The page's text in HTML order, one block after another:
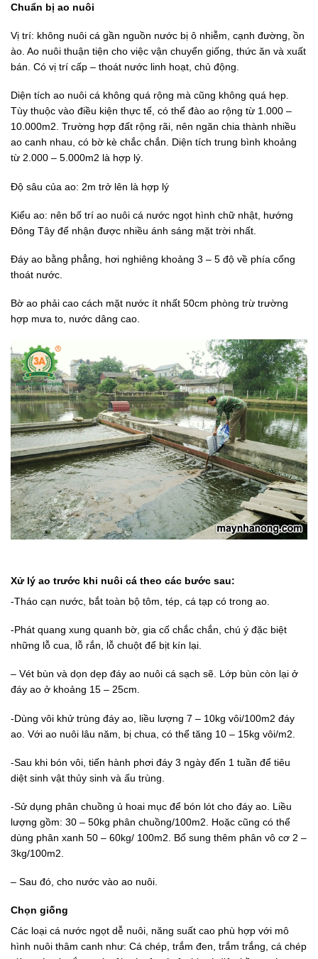
Chuẩn bị ao nuôi
Vị trí: không nuôi cá gần nguồn nước bị ô nhiễm, cạnh đường, ồn
ào. Ao nuôi thuận tiện cho việc vận chuyển giống, thức ăn và xuất
bán. Có vị trí cấp – thoát nước linh hoạt, chủ động.
Diện tích ao nuôi cá không quá rộng mà cũng không quá hẹp.
Tùy thuộc vào điều kiện thực tế, có thể đào ao rộng từ 1.000 –
10.000m2. Trường hợp đất rộng rãi, nên ngăn chia thành nhiều
ao canh nhau, có bờ kè chắc chắn. Diện tích trung bình khoảng
từ 2.000 – 5.000m2 là hợp lý.
Độ sâu của ao: 2m trở lên là hợp lý
Kiểu ao: nên bố trí ao nuôi cá nước ngọt hình chữ nhật, hướng
Đông Tây để nhận được nhiều ánh sáng mặt trời nhất.
Đáy ao bằng phẳng, hơi nghiêng khoảng 3 – 5 độ về phía cống
thoát nước.
Bờ ao phải cao cách mặt nước ít nhất 50cm phòng trừ trường
hợp mưa to, nước dâng cao.
Xử lý ao trước khi nuôi cá theo các bước sau:
-Tháo cạn nước, bắt toàn bộ tôm, tép, cá tạp có trong ao.
-Phát quang xung quanh bờ, gia cố chắc chắn, chú ý đặc biệt
những lỗ cua, lỗ rắn, lỗ chuột để bịt kín lại.
– Vét bùn và dọn dẹp đáy ao nuôi cá sạch sẽ. Lớp bùn còn lại ở
đáy ao ở khoảng 15 – 25cm.
-Dùng vôi khử trùng đáy ao, liều lượng 7 – 10kg vôi/100m2 đáy
ao. Với ao nuôi lâu năm, bị chua, có thể tăng 10 – 15kg vôi/m2.
-Sau khi bón vôi, tiến hành phơi đáy 3 ngày đến 1 tuần để tiêu
diệt sinh vật thủy sinh và ấu trùng.
-Sử dụng phân chuồng ủ hoai mục để bón lót cho đáy ao. Liều
lượng gồm: 30 – 50kg phân chuồng/100m2. Hoặc cũng có thể
dùng phân xanh 50 – 60kg/ 100m2. Bổ sung thêm phân vô cơ 2 –
3kg/100m2.
– Sau đó, cho nước vào ao nuôi.
Chọn giống
Các loại cá nước ngọt dễ nuôi, năng suất cao phù hợp với mô
hình nuôi thâm canh như: Cá chép, trắm đen, trắm trắng, cá chép